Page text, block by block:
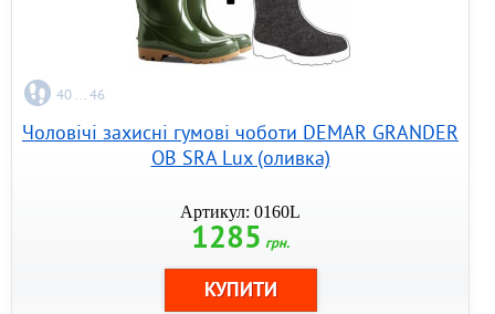
40 ... 46
Чоловічі захисні гумові чоботи DEMAR GRANDER
OB SRA Lux (оливка)
Артикул: 0160L
1285 грн.